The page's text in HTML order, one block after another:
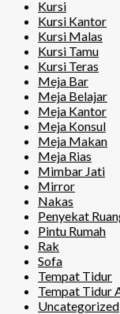
Kursi
Kursi Kantor
Kursi Malas
Kursi Tamu
Kursi Teras
Meja Bar
Meja Belajar
Meja Kantor
Meja Konsul
Meja Makan
Meja Rias
Mimbar Jati
Mirror
Nakas
Penyekat
Pintu Rumah
Rak
Sofa
Tempat Tidur
Tempat Tidur
Uncategorized